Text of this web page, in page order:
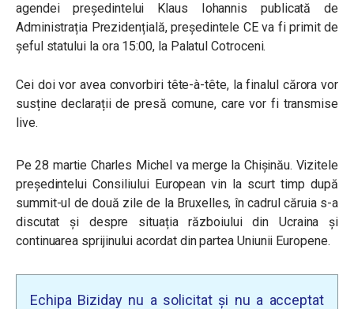
agendei președintelui Klaus Iohannis publicată de
Administrația Prezidențială, președintele CE va fi primit de
șeful statului la ora 15:00, la Palatul Cotroceni.
Cei doi vor avea convorbiri tête-à-tête, la finalul cărora vor
susține declarații de presă comune, care vor fi transmise
live.
Pe 28 martie Charles Michel va merge la Chișinău. Vizitele
președintelui Consiliului European vin la scurt timp după
summit-ul de două zile de la Bruxelles, în cadrul căruia s-a
discutat și despre situația războiului din Ucraina și
continuarea sprijinului acordat din partea Uniunii Europene.
Echipa Biziday nu a solicitat și nu a acceptat